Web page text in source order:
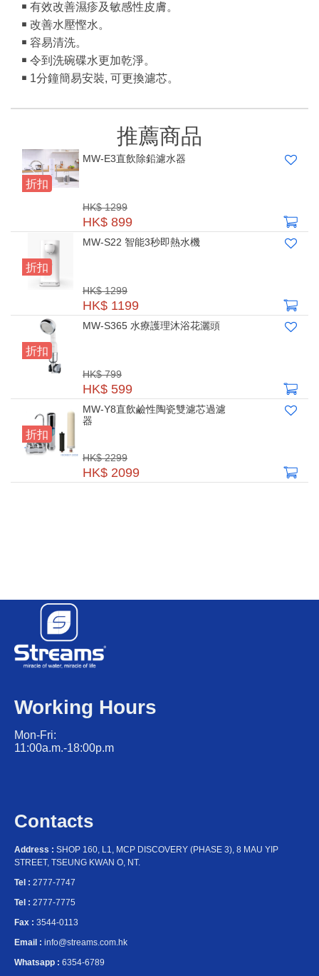
￭ 有效改善濕疹及敏感性皮膚。
￭ 改善水壓慳水。
￭ 容易清洗。
￭ 令到洗碗碟水更加乾淨。
￭ 1分鐘簡易安裝, 可更換濾芯。
推薦商品
折扣
MW-E3直飲除鉛濾水器
HK$ 1299
HK$ 899
折扣
MW-S22 智能3秒即熱水機
HK$ 1299
HK$ 1199
折扣
MW-S365 水療護理沐浴花灑頭
HK$ 799
HK$ 599
折扣
MW-Y8直飲鹼性陶瓷雙濾芯過濾
器
HK$ 2299
HK$ 2099
Working Hours
Mon-Fri:
11:00a.m.-18:00p.m
Contacts
Address : SHOP 160, L1, MCP DISCOVERY (PHASE 3), 8 MAU YIP
STREET, TSEUNG KWAN O, NT.
Tel : 2777-7747
Tel : 2777-7775
Fax : 3544-0113
Email : info@streams.com.hk
Whatsapp : 6354-6789